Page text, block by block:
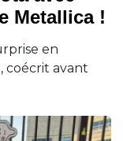
Metallica !
en
coécrit avant